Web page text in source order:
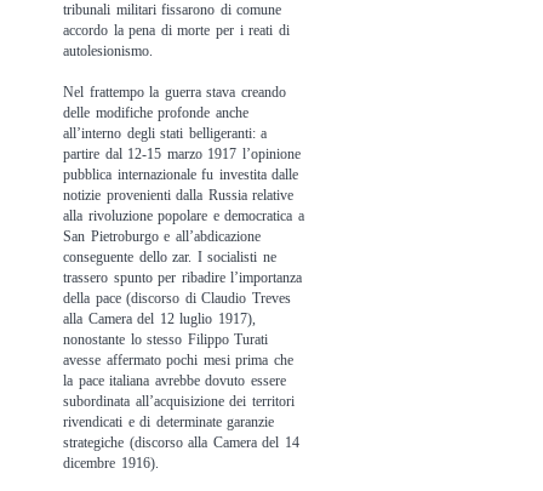
tribunali militari fissarono di comune
accordo la pena di morte per i reati di
autolesionismo.
Nel frattempo la guerra stava creando
delle modifiche profonde anche
all’interno degli stati belligeranti: a
partire dal 12-15 marzo 1917 l’opinione
pubblica internazionale fu investita dalle
notizie provenienti dalla Russia relative
alla rivoluzione popolare e democratica a
San Pietroburgo e all’abdicazione
conseguente dello zar. I socialisti ne
trassero spunto per ribadire l’importanza
della pace (discorso di Claudio Treves
alla Camera del 12 luglio 1917),
nonostante lo stesso Filippo Turati
avesse affermato pochi mesi prima che
la pace italiana avrebbe dovuto essere
subordinata all’acquisizione dei territori
rivendicati e di determinate garanzie
strategiche (discorso alla Camera del 14
dicembre 1916).